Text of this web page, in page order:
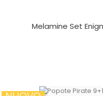
Melamine Set